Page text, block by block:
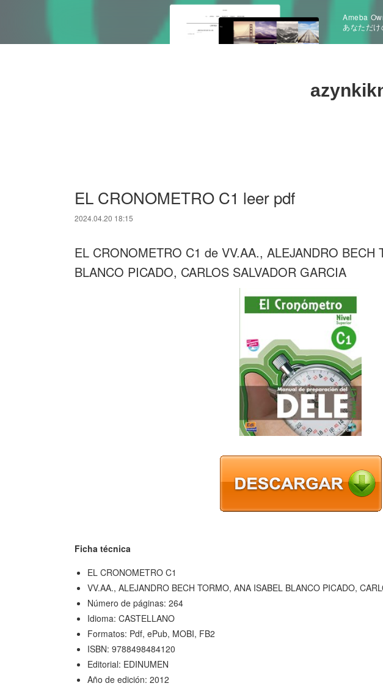
Ameba
あなただ
EL CRONOMETRO C1 leer pdf
2024.04.20 18:15
EL CRONOMETRO C1 de VV.AA., ALEJANDRO BECH
BLANCO PICADO, CARLOS SALVADOR GARCIA
Ficha técnica
EL CRONOMETRO C1
VV.AA., ALEJANDRO BECH TORMO, ANA ISABEL BLANCO PICADO,
Número de páginas: 264
Idioma: CASTELLANO
Formatos: Pdf, ePub, MOBI, FB2
ISBN: 9788498484120
Editorial: EDINUMEN
Año de edición: 2012